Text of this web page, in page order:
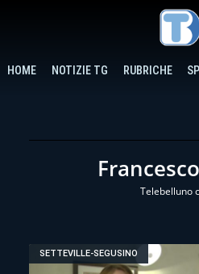
HOME NOTIZIE TG RUBRICHE
Telebelluno
SETTEVILLE-SEGUSINO